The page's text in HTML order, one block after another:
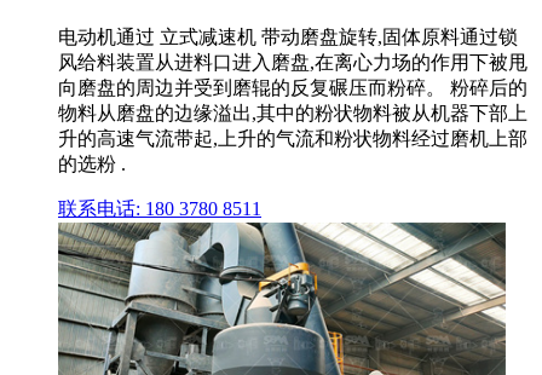
电动机通过 立式减速机 带动磨盘旋转,固体原料通过锁
风给料装置从进料口进入磨盘,在离心力场的作用下被甩
向磨盘的周边并受到磨辊的反复碾压而粉碎。 粉碎后的
物料从磨盘的边缘溢出,其中的粉状物料被从机器下部上
升的高速气流带起,上升的气流和粉状物料经过磨机上部
的选粉 .
联系电话: 180 3780 8511